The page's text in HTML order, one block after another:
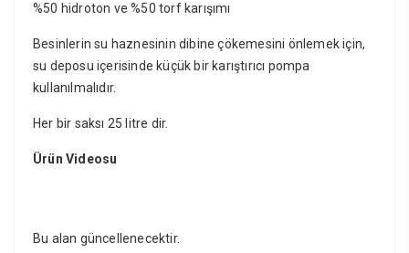
%50 hidroton ve %50 torf karışımı
Besinlerin su haznesinin dibine çökemesini önlemek için,
su deposu içerisinde küçük bir karıştırıcı pompa
kullanılmalıdır.
Her bir saksı 25 litre dir.
Ürün Videosu
Bu alan güncellenecektir.